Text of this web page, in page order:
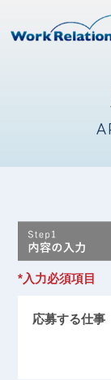
*入力必須項目
応募する仕事